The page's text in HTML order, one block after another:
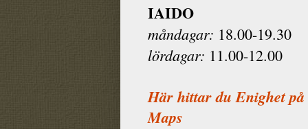
IAIDO
måndagar: 18.00-19.30
lördagar: 11.00-12.00
Här hittar du Enighet på
Maps